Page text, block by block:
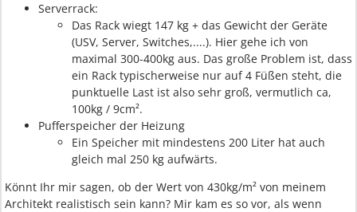
Serverrack:
Das Rack wiegt 147 kg + das Gewicht der Geräte
(USV, Server, Switches,....). Hier gehe ich von
maximal 300-400kg aus. Das große Problem ist, dass
ein Rack typischerweise nur auf 4 Füßen steht, die
punktuelle Last ist also sehr groß, vermutlich ca,
100kg / 9cm².
Pufferspeicher der Heizung
Ein Speicher mit mindestens 200 Liter hat auch
gleich mal 250 kg aufwärts.
Könnt Ihr mir sagen, ob der Wert von 430kg/m² von meinem
Architekt realistisch sein kann? Mir kam es so vor, als wenn